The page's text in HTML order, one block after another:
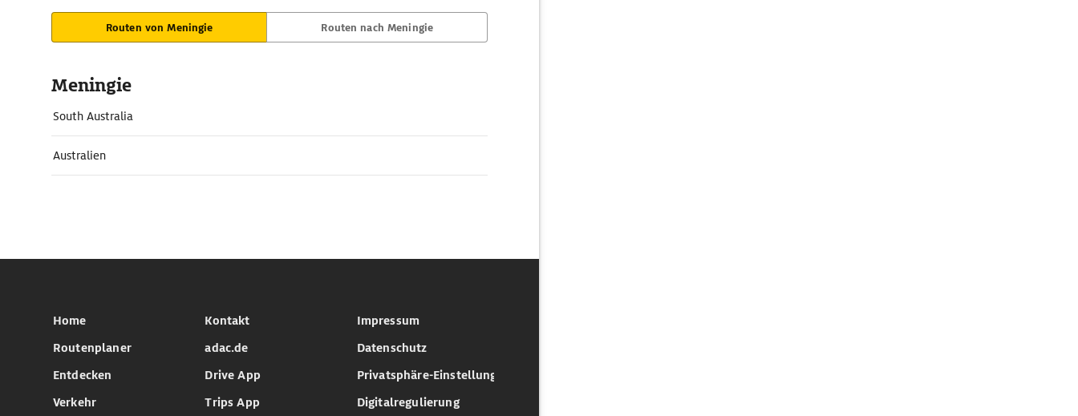
Routen von Meningie Routen nach Meningie
Meningie
South Australia
Australien
Home
Routenplaner
Entdecken
Verkehr
Kontakt
adac.de
Drive App
Trips App
Impressum
Datenschutz
Privatsphäre-Einstellungen
Digitalregulierung